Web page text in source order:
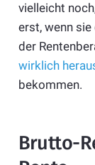
vielleicht
erst, wenn sie
der
wirklich
bekommen.
Brutto-